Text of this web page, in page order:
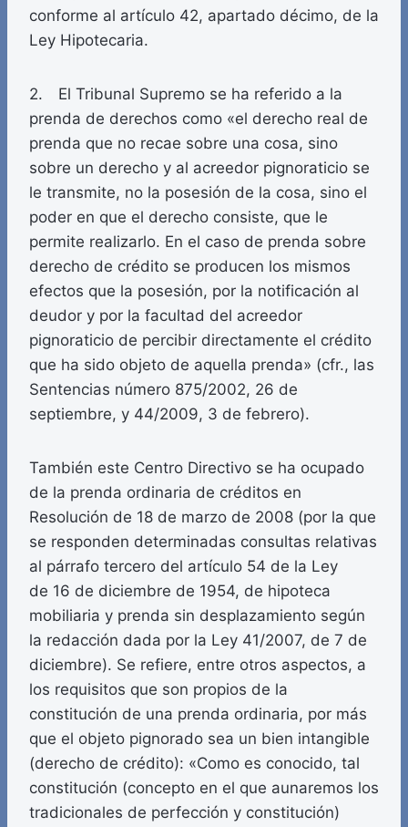
conforme al artículo 42, apartado décimo, de la
Ley Hipotecaria.
2. El Tribunal Supremo se ha referido a la
prenda de derechos como «el derecho real de
prenda que no recae sobre una cosa, sino
sobre un derecho y al acreedor pignoraticio se
le transmite, no la posesión de la cosa, sino el
poder en que el derecho consiste, que le
permite realizarlo. En el caso de prenda sobre
derecho de crédito se producen los mismos
efectos que la posesión, por la notificación al
deudor y por la facultad del acreedor
pignoraticio de percibir directamente el crédito
que ha sido objeto de aquella prenda» (cfr., las
Sentencias número 875/2002, 26 de
septiembre, y 44/2009, 3 de febrero).
También este Centro Directivo se ha ocupado
de la prenda ordinaria de créditos en
Resolución de 18 de marzo de 2008 (por la que
se responden determinadas consultas relativas
al párrafo tercero del artículo 54 de la Ley
de 16 de diciembre de 1954, de hipoteca
mobiliaria y prenda sin desplazamiento según
la redacción dada por la Ley 41/2007, de 7 de
diciembre). Se refiere, entre otros aspectos, a
los requisitos que son propios de la
constitución de una prenda ordinaria, por más
que el objeto pignorado sea un bien intangible
(derecho de crédito): «Como es conocido, tal
constitución (concepto en el que aunaremos los
tradicionales de perfección y constitución)